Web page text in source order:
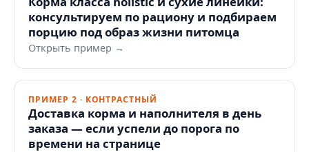
консультируем по рациону и подбираем
порцию под образ жизни питомца
Открыть пример →
ПРИМЕР 2 · КОНТРАСТНЫЙ
Доставка корма и наполнителя в день
заказа — если успели до порога по
времени на странице